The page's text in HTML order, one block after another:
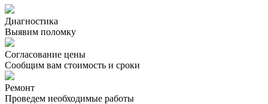
Диагностика
Выявим поломку
Согласование цены
Сообщим вам стоимость и сроки
Ремонт
Проведем необходимые работы